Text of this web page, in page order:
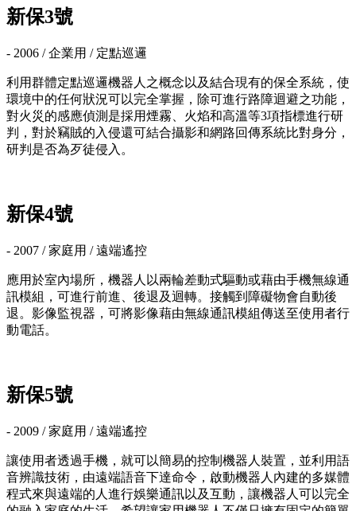
新保3號
- 2006 / 企業用 / 定點巡邏
利用群體定點巡邏機器人之概念以及結合現有的保全系統，使
環境中的任何狀況可以完全掌握，除可進行路障迴避之功能，
對火災的感應偵測是採用煙霧、火焰和高溫等3項指標進行研
判，對於竊賊的入侵還可結合攝影和網路回傳系統比對身分，
研判是否為歹徒侵入。
新保4號
- 2007 / 家庭用 / 遠端遙控
應用於室內場所，機器人以兩輪差動式驅動或藉由手機無線通
訊模組，可進行前進、後退及迴轉。接觸到障礙物會自動後
退。影像監視器，可將影像藉由無線通訊模組傳送至使用者行
動電話。
新保5號
- 2009 / 家庭用 / 遠端遙控
讓使用者透過手機，就可以簡易的控制機器人裝置，並利用語
音辨識技術，由遠端語音下達命令，啟動機器人內建的多媒體
程式來與遠端的人進行娛樂通訊以及互動，讓機器人可以完全